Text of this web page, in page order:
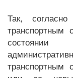
Так,
транспортным
состоянии
транспортным